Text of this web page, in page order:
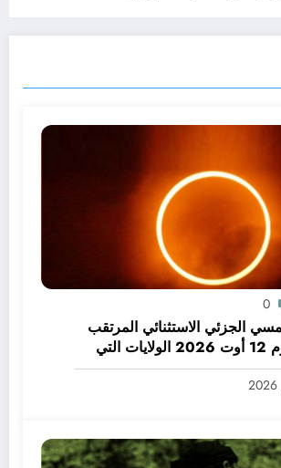
0
الجزئي الاستثنائي المرتقب
في الجزائر يوم 12 أوت 2026 الولايات التي
الكسوف